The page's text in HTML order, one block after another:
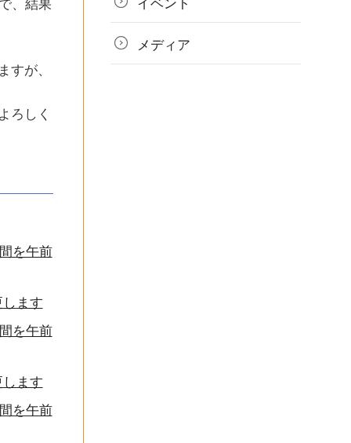
が、
ろしく
を午前
ます
を午前
ます
を午前
メディア